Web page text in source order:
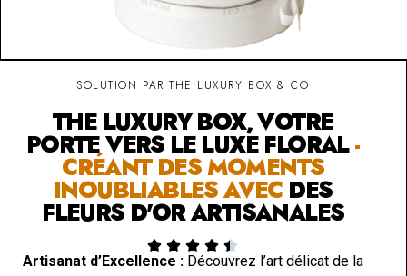
SOLUTION PAR THE LUXURY BOX & CO
THE LUXURY BOX, VOTRE
PORTE VERS LE LUXE FLORAL-
CRÉANT DES MOMENTS
INOUBLIABLES AVEC DES
FLEURS D'OR ARTISANALES
    
Artisanat d’Excellence :Découvrez l’art délicat de la